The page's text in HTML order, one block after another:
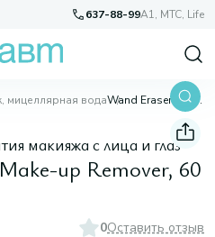
637-88-99A1, МТС, Life
мицеллярная вода Wand Eraser Solid Make-up Remover, 60 гр
макияжа с лица и глаз
up Remover, 60
0Оставить отзыв